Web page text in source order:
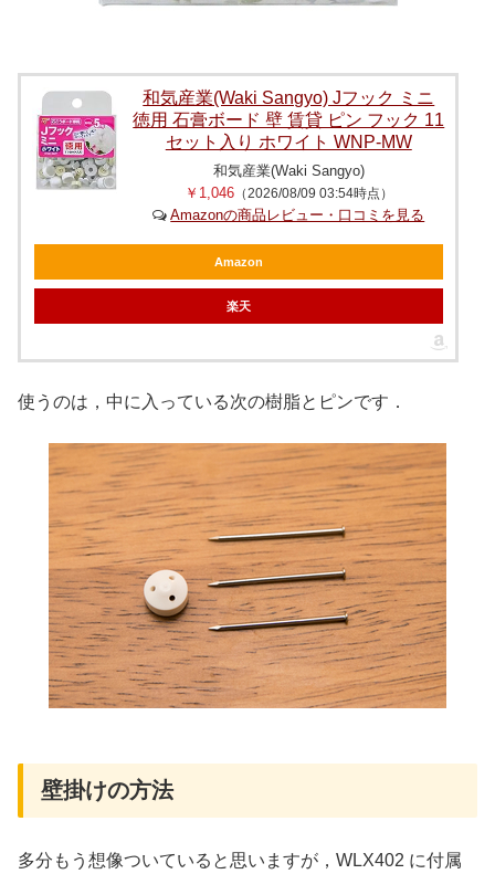
和気産業(Waki Sangyo) Jフック ミニ
徳用 石膏ボード 壁 賃貸 ピン フック 11
セット入り ホワイト WNP-MW
和気産業(Waki Sangyo)
￥1,046（2026/08/09 03:54時点）
Amazonの商品レビュー・口コミを見る
Amazon
楽天
使うのは，中に入っている次の樹脂とピンです．
壁掛けの方法
多分もう想像ついていると思いますが，WLX402 に付属